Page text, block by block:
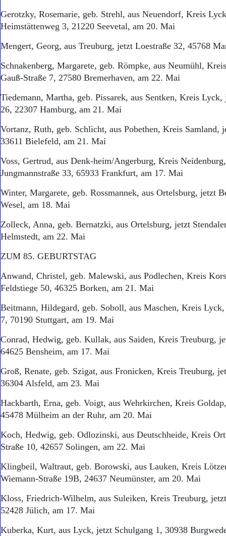
Gerotzky, Rosemarie, geb. Strehl, aus Neuendorf, Kreis
Heimstättenweg 3, 21220 Seevetal, am 20. Mai
Mengert, Georg, aus Treuburg, jetzt Loestraße 32, 45768
Schnakenberg, Margarete, geb. Römpke, aus Neumühl,
Gauß-Straße 7, 27580 Bremerhaven, am 22. Mai
Tiedemann, Martha, geb. Pissarek, aus Sentken, Kreis Lyck,
26, 22307 Hamburg, am 21. Mai
Vortanz, Ruth, geb. Schlicht, aus Pobethen, Kreis Samland,
33611 Bielefeld, am 21. Mai
Voss, Gertrud, aus Denk-heim/Angerburg, Kreis
Jungmannstraße 33, 65933 Frankfurt, am 17. Mai
Winter, Margarete, geb. Rossmannek, aus Ortelsburg, jetzt
Wesel, am 18. Mai
Zolleck, Anna, geb. Bernatzki, aus Ortelsburg, jetzt
Helmstedt, am 22. Mai
ZUM 85. GEBURTSTAG
Anwand, Christel, geb. Malewski, aus Podlechen, Kreis
Feldstiege 50, 46325 Borken, am 21. Mai
Beitmann, Hildegard, geb. Soboll, aus Maschen, Kreis
7, 70190 Stuttgart, am 19. Mai
Conrad, Hedwig, geb. Kullak, aus Saiden, Kreis Treuburg,
64625 Bensheim, am 17. Mai
Groß, Renate, geb. Szigat, aus Fronicken, Kreis Treuburg,
36304 Alsfeld, am 23. Mai
Hackbarth, Erna, geb. Voigt, aus Wehrkirchen, Kreis
45478 Mülheim an der Ruhr, am 20. Mai
Koch, Hedwig, geb. Odlozinski, aus Deutschheide, Kreis
Straße 10, 42657 Solingen, am 22. Mai
Klingbeil, Waltraut, geb. Borowski, aus Lauken, Kreis
Wiemann-Straße 19B, 24637 Neumünster, am 20. Mai
Kloss, Friedrich-Wilhelm, aus Suleiken, Kreis Treuburg,
52428 Jülich, am 17. Mai
Kuberka, Kurt, aus Lyck, jetzt Schulgang 1, 30938